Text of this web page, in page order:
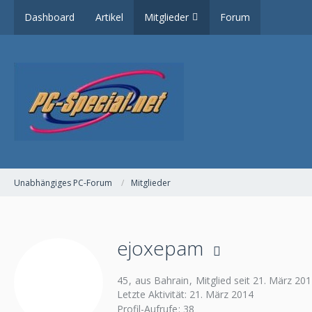
Dashboard Artikel Mitglieder Forum
Unabhängiges PC-Forum Mitglieder
ejoxepam
45 aus Bahrain
Mitglied seit 21. März
Letzte Aktivität: 21. März 2014
Profil-Aufrufe 38